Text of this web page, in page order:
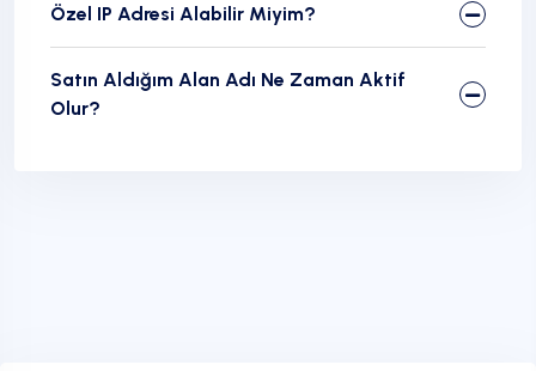
Özel IP Adresi Alabilir Miyim?
Satın Aldığım Alan Adı Ne Zaman Aktif
Olur?